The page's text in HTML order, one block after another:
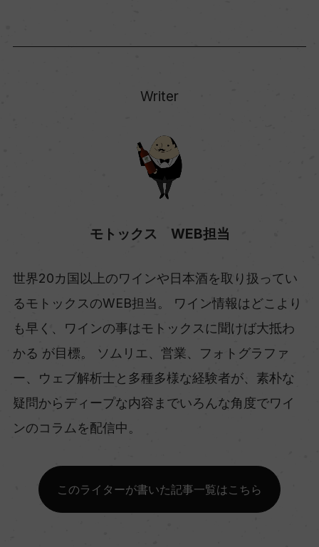
Writer
モトックス WEB担当
世界20カ国以上のワインや日本酒を取り扱ってい
るモトックスのWEB担当。 ワイン情報はどこより
も早く、ワインの事はモトックスに聞けば大抵わ
かる が目標。 ソムリエ、営業、フォトグラファ
ー、ウェブ解析士と多種多様な経験者が、素朴な
疑問からディープな内容までいろんな角度でワイ
ンのコラムを配信中。
このライターが書いた記事一覧はこちら